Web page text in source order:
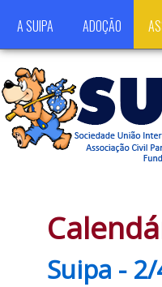
A SUIPA ADOÇÃO
Suipa -